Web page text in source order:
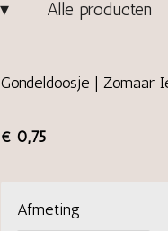
Alle producten
Gondeldoosje | Zomaar
€ 0,75
Afmeting